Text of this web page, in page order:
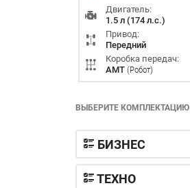
Двигатель:
1.5 л (174 л.с.)
Привод:
Передний
Коробка передач:
AMT (Робот)
ВЫБЕРИТЕ КОМПЛЕКТАЦИЮ
БИЗНЕС
ТЕХНО